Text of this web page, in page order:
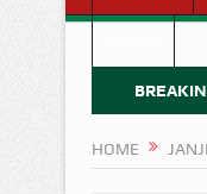
NEWS
HOME